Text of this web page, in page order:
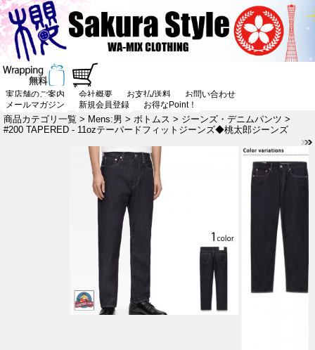
実店舗のご案内 会社概要 お支払/送料
お問い合わせ
メールマガジン
新規会員登録 お得なPoint！
商品カテゴリ一覧 > Mens:男 > ボトムス > ジーンズ・デニムパンツ >
#200 TAPERED - 11ozテーパードフィットジーンズ◆桃太郎ジーンズ